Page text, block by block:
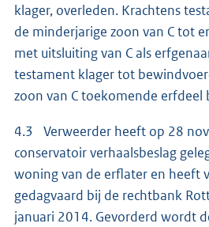
klager, overleden. Krachtens
de minderjarige zoon van C tot
met uitsluiting van C als
testament klager tot
zoon van C toekomende erfdeel
4.3 Verweerder heeft op 28
conservatoir verhaalsbeslag
woning van de erflater en heeft
gedagvaard bij de rechtbank
januari 2014. Gevorderd wordt